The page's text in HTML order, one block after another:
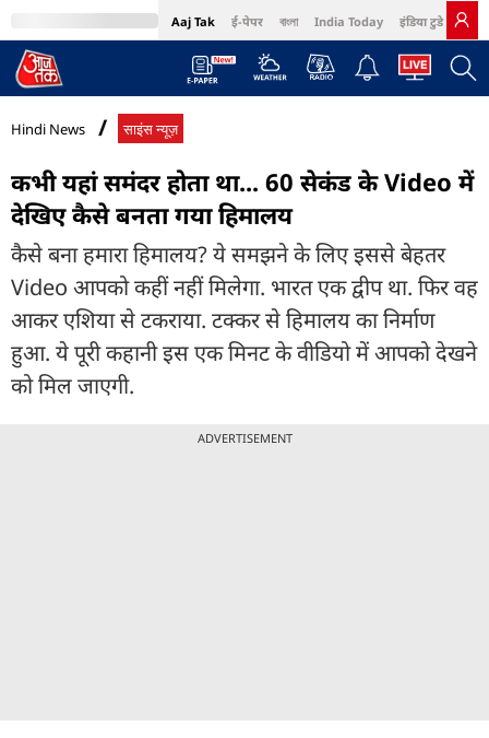
Aaj Tak ई-पेपर বাংলা India Today इंडिया टुडे हिंदी
MumbaiTak Cosmopolitan Harper's Bazaar Northeast
Hindi News साइंस न्यूज़
कभी यहां समंदर होता था... 60 सेकंड के Video में
देखिए कैसे बनता गया हिमालय
कैसे बना हमारा हिमालय? ये समझने के लिए इससे बेहतर
Video आपको कहीं नहीं मिलेगा. भारत एक द्वीप था. फिर वह
आकर एशिया से टकराया. टक्कर से हिमालय का निर्माण
हुआ. ये पूरी कहानी इस एक मिनट के वीडियो में आपको देखने
को मिल जाएगी.
ADVERTISEMENT